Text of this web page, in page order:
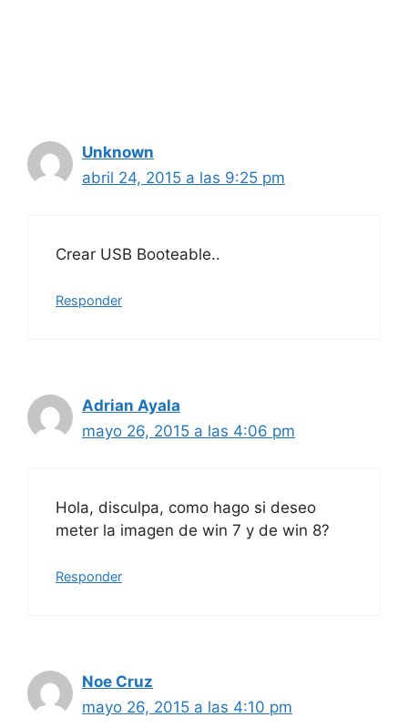
Unknown
abril 24, 2015 a las 9:25 pm
Crear USB Booteable..
Responder
Adrian Ayala
mayo 26, 2015 a las 4:06 pm
Hola, disculpa, como hago si deseo
meter la imagen de win 7 y de win 8?
Responder
Noe Cruz
mayo 26, 2015 a las 4:10 pm